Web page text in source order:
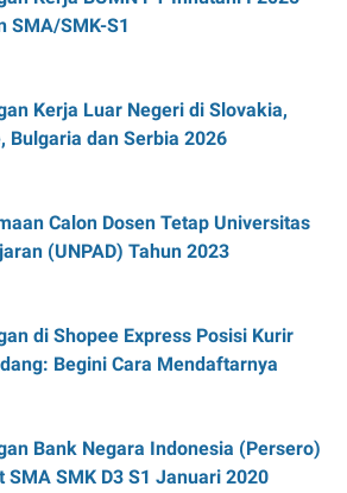
SMA/SMK-S1
Kerja Luar Negeri di Slovakia,
Bulgaria dan Serbia 2026
Calon Dosen Tetap Universitas
(UNPAD) Tahun 2023
di Shopee Express Posisi Kurir
Begini Cara Mendaftarnya
Bank Negara Indonesia (Persero)
SMA SMK D3 S1 Januari 2020